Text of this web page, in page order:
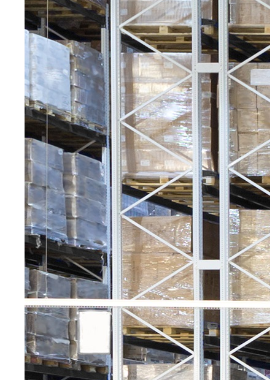
Wuppertal, Solingen, Remscheid, Düsseldorf
Velbert
Haan
Radevormwald